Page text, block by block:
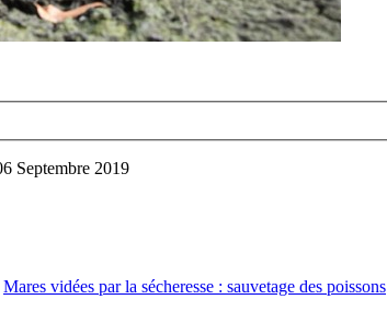
Septembre 2019
Mares vidées par la sécheresse : sauvetage des poissons